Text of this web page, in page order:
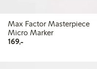
Max Factor Masterpiece
Micro Marker
169,-169,00 kr